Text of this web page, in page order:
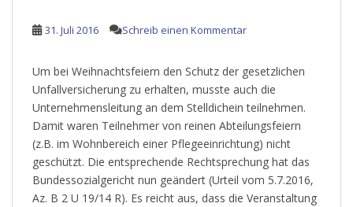
31. Juli 2016 Schreib einen Kommentar
Um bei Weihnachtsfeiern den Schutz der gesetzlichen
Unfallversicherung zu erhalten, musste auch die
Unternehmensleitung an dem Stelldichein teilnehmen.
Damit waren Teilnehmer von reinen Abteilungsfeiern
(z.B. im Wohnbereich einer Pflegeeinrichtung) nicht
geschützt. Die entsprechende Rechtsprechung hat das
Bundessozialgericht nun geändert (Urteil vom 5.7.2016,
Az. B 2 U 19/14 R). Es reicht aus, dass die Veranstaltung